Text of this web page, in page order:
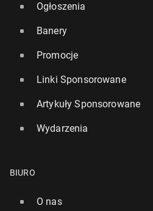
Ogłoszenia
Banery
Promocje
Linki Sponsorowane
Artykuły Sponsorowane
Wydarzenia
BIURO
O nas